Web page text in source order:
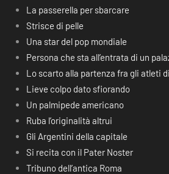
La passerella per sbarcare
Strisce di pelle
Una star del pop mondiale
Persona che sta all’entrata di un
Lo scarto alla partenza fra gli atleti
Lieve colpo dato sfiorando
Un palmipede americano
Ruba l’originalità altrui
Gli Argentini della capitale
Si recita con il Pater Noster
Tribuno dell’antica Roma